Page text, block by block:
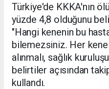
Türkiye'de KKKA'nın
yüzde 4,8 olduğunu
"Hangi kenenin bu
bilemezsiniz. Her kene
alınmalı, sağlık
belirtiler açısından
kullandı.